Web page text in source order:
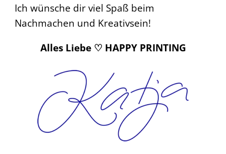
Ich wünsche dir viel Spaß beim
Nachmachen und Kreativsein!
Alles Liebe ♡ HAPPY PRINTING